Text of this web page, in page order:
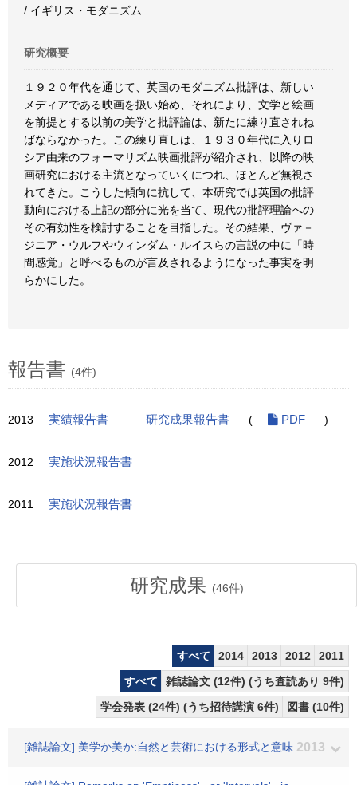
/ イギリス・モダニズム
研究概要
１９２０年代を通じて、英国のモダニズム批評は、新しい
メディアである映画を扱い始め、それにより、文学と絵画
を前提とする以前の美学と批評論は、新たに練り直されね
ばならなかった。この練り直しは、１９３０年代に入りロ
シア由来のフォーマリズム映画批評が紹介され、以降の映
画研究における主流となっていくにつれ、ほとんど無視さ
れてきた。こうした傾向に抗して、本研究では英国の批評
動向における上記の部分に光を当て、現代の批評理論への
その有効性を検討することを目指した。その結果、ヴァ－
ジニア・ウルフやウィンダム・ルイスらの言説の中に「時
間感覚」と呼べるものが言及されるようになった事実を明
らかにした。
報告書 (4件)
2013 実績報告書 研究成果報告書 ( PDF )
2012 実施状況報告書
2011 実施状況報告書
研究成果 (46件)
すべて 2014 2013 2012
2011
すべて
雑誌論文 (12件) (うち査読あり 9件)
学会発表 (24件) (うち招待講演 6件)
図書 (10件)
[雑誌論文] 美学か美か:自然と芸術における形式と意味 2013